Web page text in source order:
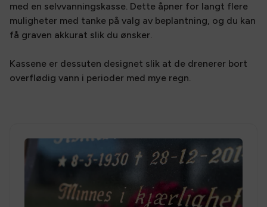
med en selvvanningskasse. Dette åpner for langt flere
muligheter med tanke på valg av beplantning, og du kan
få graven akkurat slik du ønsker.
Kassene er dessuten designet slik at de drenerer bort
overflødig vann i perioder med mye regn.